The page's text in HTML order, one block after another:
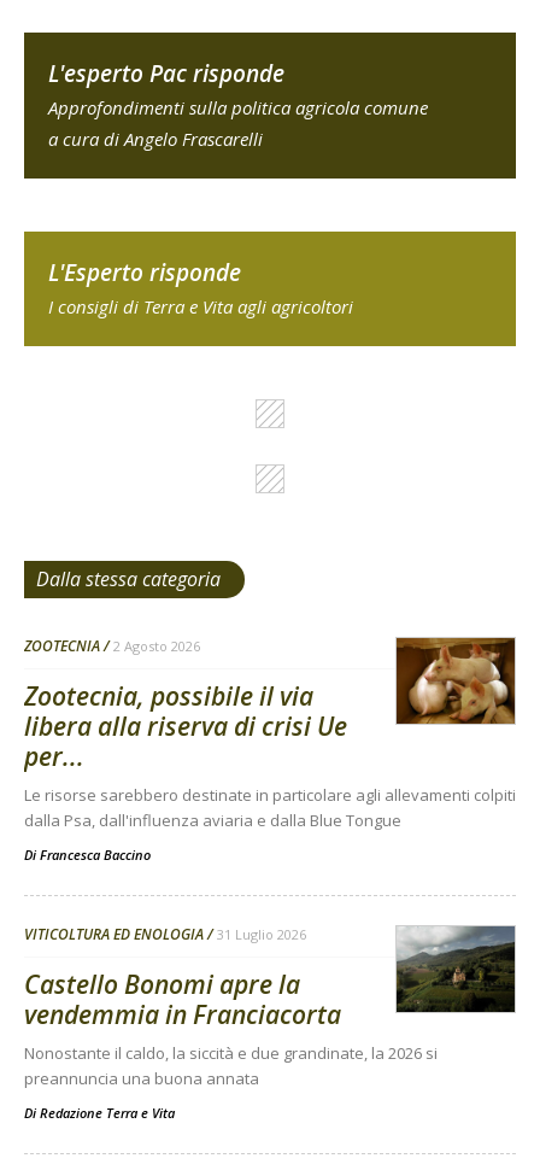
L'esperto Pac risponde
Approfondimenti sulla politica agricola comune
a cura di Angelo Frascarelli
L'Esperto risponde
I consigli di Terra e Vita agli agricoltori
Dalla stessa categoria
ZOOTECNIA 2 Agosto 2026
Zootecnia, possibile il via
libera alla riserva di crisi Ue
per...
Le risorse sarebbero destinate in particolare agli allevamenti colpiti
dalla Psa, dall'influenza aviaria e dalla Blue Tongue
Di Francesca Baccino
VITICOLTURA ED ENOLOGIA 31 Luglio 2026
Castello Bonomi apre la
vendemmia in Franciacorta
Nonostante il caldo, la siccità e due grandinate, la 2026 si
preannuncia una buona annata
Di Redazione Terra e Vita